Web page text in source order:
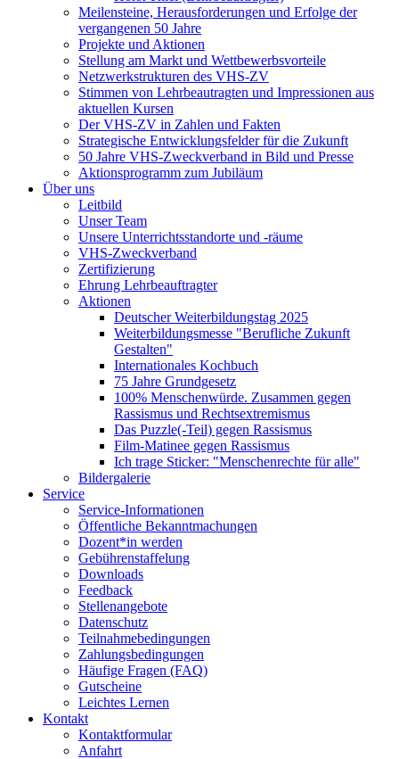
Meilensteine, Herausforderungen und Erfolge der
vergangenen 50 Jahre
Projekte und Aktionen
Stellung am Markt und Wettbewerbsvorteile
Netzwerkstrukturen des VHS-ZV
Stimmen von Lehrbeautragten und Impressionen aus
aktuellen Kursen
Der VHS-ZV in Zahlen und Fakten
Strategische Entwicklungsfelder für die Zukunft
50 Jahre VHS-Zweckverband in Bild und Presse
Aktionsprogramm zum Jubiläum
Über uns
Leitbild
Unser Team
Unsere Unterrichtsstandorte und -räume
VHS-Zweckverband
Zertifizierung
Ehrung Lehrbeauftragter
Aktionen
Deutscher Weiterbildungstag 2025
Weiterbildungsmesse "Berufliche Zukunft
Gestalten"
Internationales Kochbuch
75 Jahre Grundgesetz
100% Menschenwürde. Zusammen gegen
Rassismus und Rechtsextremismus
Das Puzzle(-Teil) gegen Rassismus
Film-Matinee gegen Rassismus
Ich trage Sticker: "Menschenrechte für alle"
Bildergalerie
Service
Service-Informationen
Öffentliche Bekanntmachungen
Dozent*in werden
Gebührenstaffelung
Downloads
Feedback
Stellenangebote
Datenschutz
Teilnahmebedingungen
Zahlungsbedingungen
Häufige Fragen (FAQ)
Gutscheine
Leichtes Lernen
Kontakt
Kontaktformular
Anfahrt